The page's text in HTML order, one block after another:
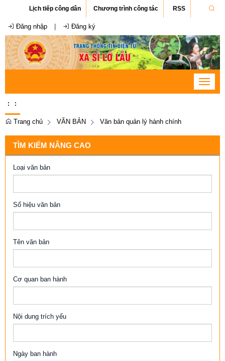
Lịch tiếp công dân Chương trình công tác RSS
Đăng nhập Đăng ký
Toggle
: :
Trang chủ VĂN BẢN Văn bản quản lý hành chính
TÌM KIẾM NÂNG CAO
Loại văn bản
Số hiệu văn bản
Tên văn bản
Cơ quan ban hành
Nội dung trích yếu
Ngày ban hành